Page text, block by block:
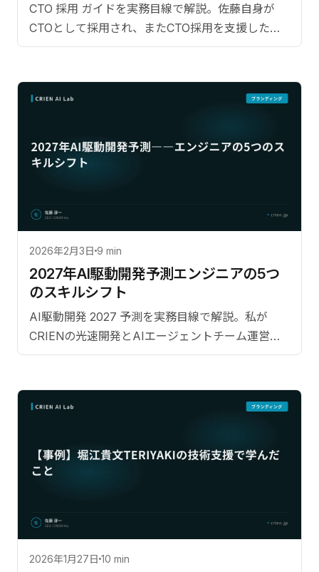
CTO 採用 ガイドを実務目線で解説。佐藤自身が
CTOとして採用され、またCTO採用を支援した両
面の経験。
2026年2月3日 9 min
2027年AI駆動開発予測――エンジニアの5つ
のスキルシフト
AI駆動開発 2027 予測を実務目線で解説。私が
CRIENの光速開発とAIエージェントチーム運営か
ら見えた2027年のソフトウェア開発の姿。
2026年1月27日 10 min